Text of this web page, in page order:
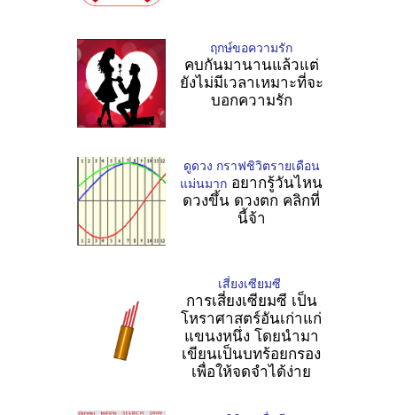
ฤกษ์ขอความรัก
คบกันมานานแล้วแต่
ยังไม่มีเวลาเหมาะที่จะ
บอกความรัก
ดูดวง กราฟชิวิตรายเดือน
แม่นมาก อยากรู้วันไหน
ดวงขึ้น ดวงตก คลิกที่
นี้จ้า
เสี่ยงเซียมซี
การเสี่ยงเซียมซี เป็น
โหราศาสตร์อันเก่าแก่
แขนงหนึ่ง โดยนำมา
เขียนเป็นบทร้อยกรอง
เพื่อให้จดจำได้ง่าย